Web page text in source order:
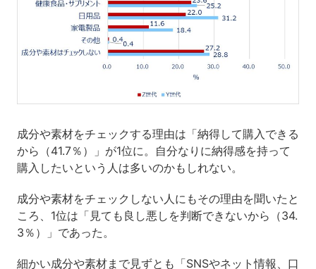
成分や素材をチェックする理由は「納得して購入できる
から（41.7％）」が1位に。自分なりに納得感を持って
購入したいという人は多いのかもしれない。
成分や素材をチェックしない人にもその理由を聞いたと
ころ、1位は「見ても良し悪しを判断できないから（34.
3％）」であった。
細かい成分や素材まで見ずとも「SNSやネット情報、口